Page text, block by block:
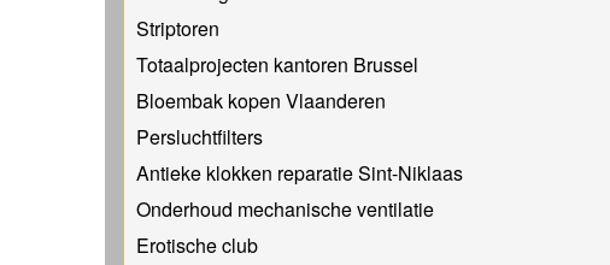
Striptoren
Totaalprojecten kantoren Brussel
Bloembak kopen Vlaanderen
Persluchtfilters
Antieke klokken reparatie Sint-Niklaas
Onderhoud mechanische ventilatie
Erotische club